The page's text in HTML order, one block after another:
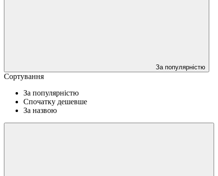
За популярністю
Сортування
За популярністю
Спочатку дешевше
За назвою